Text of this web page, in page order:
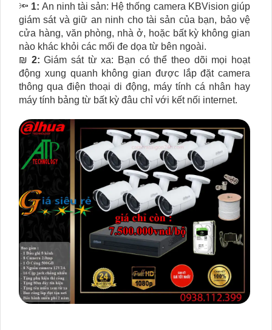
🔦 1: An ninh tài sản: Hệ thống camera KBVision giúp
giám sát và giữ an ninh cho tài sản của bạn, bảo vệ
cửa hàng, văn phòng, nhà ở, hoặc bất kỳ không gian
nào khác khỏi các mối đe dọa từ bên ngoài.
₪ 2: Giám sát từ xa: Bạn có thể theo dõi mọi hoạt
động xung quanh không gian được lắp đặt camera
thông qua điện thoại di động, máy tính cá nhân hay
máy tính bảng từ bất kỳ đâu chỉ với kết nối internet.